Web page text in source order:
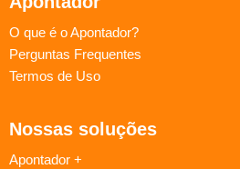
O que é o Apontador?
Perguntas Frequentes
Termos de Uso
Nossas soluções
Apontador +